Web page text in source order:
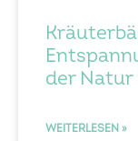
der Natur
WEITERLESEN »